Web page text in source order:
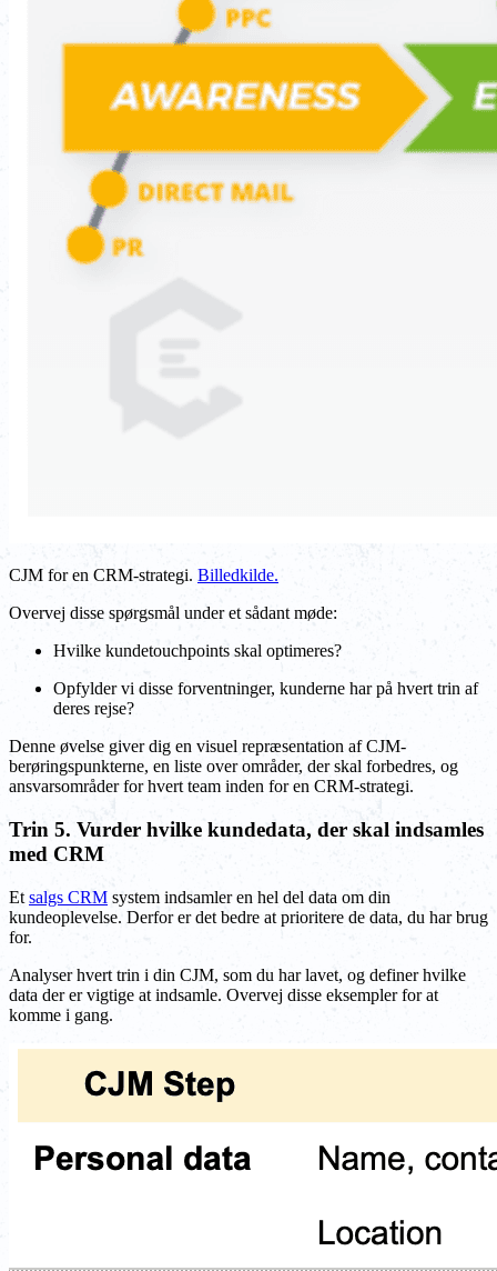
CJM for en CRM-strategi. Billedkilde.
Overvej disse spørgsmål under et sådant møde:
Hvilke kundetouchpoints skal optimeres?
Opfylder vi disse forventninger, kunderne har på hvert trin af
deres rejse?
Denne øvelse giver dig en visuel repræsentation af CJM-
berøringspunkterne, en liste over områder, der skal forbedres, og
ansvarsområder for hvert team inden for en CRM-strategi.
Trin 5. Vurder hvilke kundedata, der skal indsamles
med CRM
Et salgs CRM system indsamler en hel del data om din
kundeoplevelse. Derfor er det bedre at prioritere de data, du har brug
for.
Analyser hvert trin i din CJM, som du har lavet, og definer hvilke
data der er vigtige at indsamle. Overvej disse eksempler for at
komme i gang.